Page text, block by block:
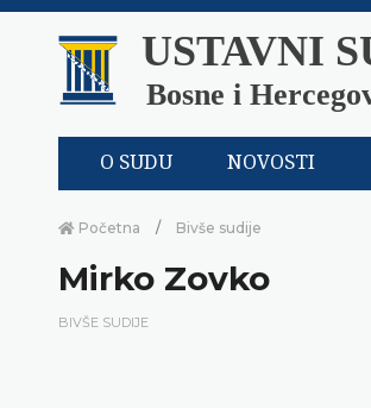
USTAVNI
Bosne i
O SUDU NOVOSTI
Početna Bivše sudije
Mirko Zovko
BIVŠE SUDIJE